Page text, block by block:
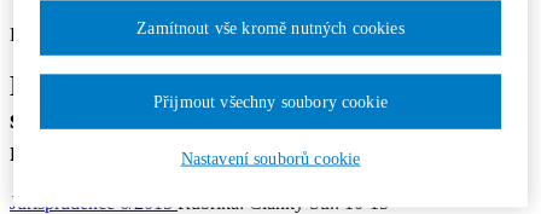
Petr Osina | Právnická fakulta Univerzity Palackého, Olomouc
Nová teorie přirozeného práva jako
součást renesance přirozenoprávního
myšlení ve 20. století
Jurisprudence 6/2015 Rubrika: Články Str.: 10-15
Nastavení souborů cookie
Zamítnout vše kromě nutných cookies
Přijmout všechny soubory cookie